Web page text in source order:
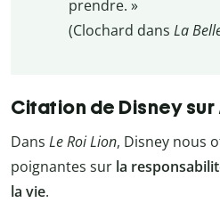
prendre. »
(Clochard dans La
Citation de Disney sur
Dans Le Roi Lion, Disney nous
poignantes sur la
la vie.